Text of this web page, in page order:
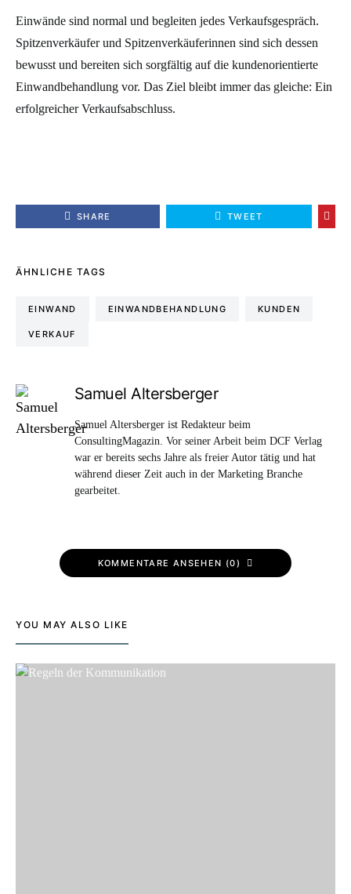
Einwände sind normal und begleiten jedes Verkaufsgespräch.
Spitzenverkäufer und Spitzenverkäuferinnen sind sich dessen
bewusst und bereiten sich sorgfältig auf die kundenorientierte
Einwandbehandlung vor. Das Ziel bleibt immer das gleiche: Ein
erfolgreicher Verkaufsabschluss.
SHARE TWEET
ÄHNLICHE TAGS
EINWAND EINWANDBEHANDLUNG KUNDEN
VERKAUF
Samuel Altersberger
Samuel Altersberger ist Redakteur beim
ConsultingMagazin. Vor seiner Arbeit beim DCF Verlag
war er bereits sechs Jahre als freier Autor tätig und hat
während dieser Zeit auch in der Marketing Branche
gearbeitet.
KOMMENTARE ANSEHEN (0)
YOU MAY ALSO LIKE